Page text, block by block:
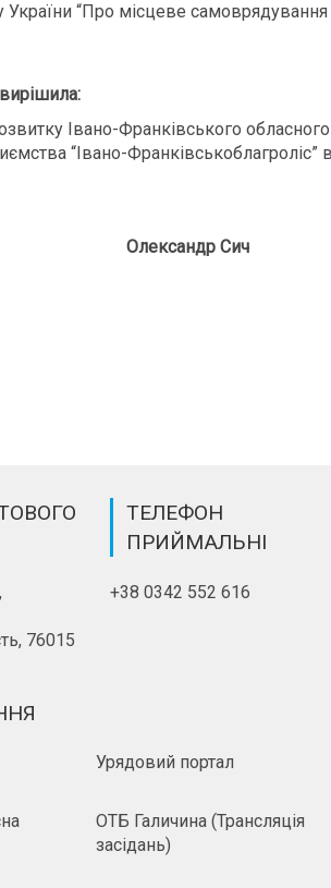
України “Про місцеве самоврядування
вирішила:
Івано-Франківського обласного
“Івано-Франківськоблагроліс”
Сич
76015
ТЕЛЕФОН
ПРИЙМАЛЬНІ
+38 0342 552 616
Урядовий портал
ОТБ Галичина (Трансляція
засідань)